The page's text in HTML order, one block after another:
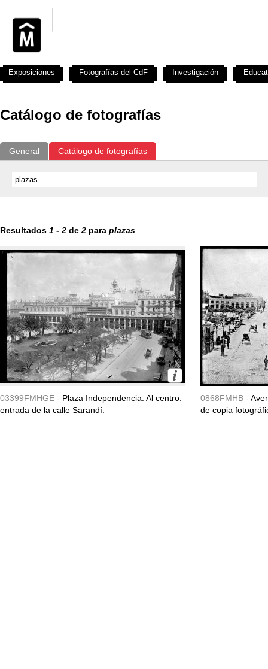
Catálogo de fotografías
General Catálogo de fotografías
Resultados 1 - 2 de 2 para plazas
03399FMHGE - Plaza Independencia. Al centro:
entrada de la calle Sarandí.
0868FMHB -
de copia
Exposiciones Fotografías del CdF Investigación